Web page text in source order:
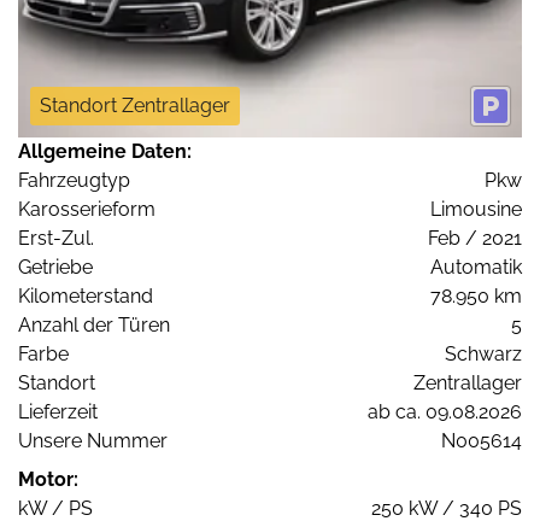
Standort Zentrallager
Allgemeine Daten:
Fahrzeugtyp
Pkw
Karosserieform
Limousine
Erst-Zul.
Feb / 2021
Getriebe
Automatik
Kilometerstand
78.950 km
Anzahl der Türen
5
Farbe
Schwarz
Standort
Zentrallager
Lieferzeit
ab ca. 09.08.2026
Unsere Nummer
N005614
Motor:
kW / PS
250 kW / 340 PS